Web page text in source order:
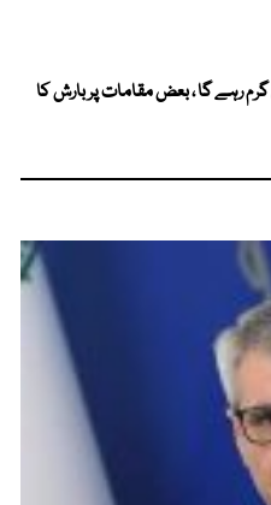
رہے گا ، بعض مقامات پر بارش کا